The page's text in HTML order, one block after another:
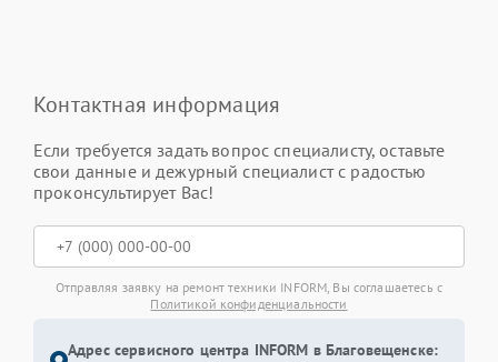
Контактная информация
Если требуется задать вопрос специалисту, оставьте
свои данные и дежурный специалист с радостью
проконсультирует Вас!
Отправляя заявку на ремонт техники INFORM, Вы соглашаетесь с
Политикой конфиденциальности
Адрес сервисного центра INFORM в Благовещенске: